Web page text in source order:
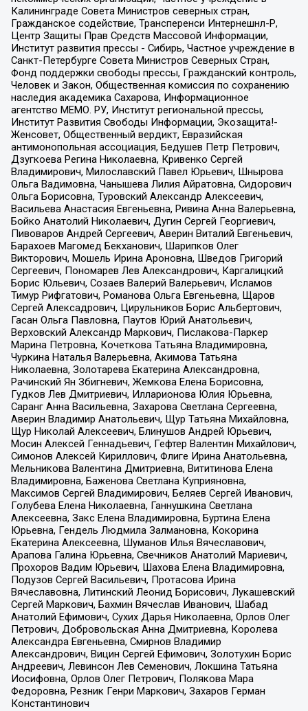
Калининграде Совета Министров северных стран,
Гражданское содействие, Трансперенси Интернешнл-Р,
Центр Защиты Прав Средств Массовой Информации,
Институт развития прессы - Сибирь, Частное учреждение в
Санкт-Петербурге Совета Министров Северных Стран,
Фонд поддержки свободы прессы, Гражданский контроль,
Человек и Закон, Общественная комиссия по сохранению
наследия академика Сахарова, Информационное
агентство МЕМО. РУ, Институт региональной прессы,
Институт Развития Свободы Информации, Экозащита!-
Женсовет, Общественный вердикт, Евразийская
антимонопольная ассоциация, Бедушев Петр Петрович,
Дзугкоева Регина Николаевна, Кривенко Сергей
Владимирович, Милославский Павел Юрьевич, Шнырова
Ольга Вадимовна, Чанышева Лилия Айратовна, Сидорович
Ольга Борисовна, Туровский Александр Алексеевич,
Васильева Анастасия Евгеньевна, Ривина Анна Валерьевна,
Бойко Анатолий Николаевич, Дугин Сергей Георгиевич,
Пивоваров Андрей Сергеевич, Аверин Виталий Евгеньевич,
Барахоев Магомед Бекханович, Шарипков Олег
Викторович, Мошель Ирина Ароновна, Шведов Григорий
Сергеевич, Пономарев Лев Александрович, Каргалицкий
Борис Юльевич, Созаев Валерий Валерьевич, Исламов
Тимур Рифгатович, Романова Ольга Евгеньевна, Щаров
Сергей Алексадрович, Цирульников Борис Альбертович,
Гасан Ольга Павловна, Паутов Юрий Анатольевич,
Верховский Александр Маркович, Пислакова-Паркер
Марина Петровна, Кочеткова Татьяна Владимировна,
Чуркина Наталья Валерьевна, Акимова Татьяна
Николаевна, Золотарева Екатерина Александровна,
Рачинский Ян Збигневич, Жемкова Елена Борисовна,
Гудков Лев Дмитриевич, Илларионова Юлия Юрьевна,
Саранг Анна Васильевна, Захарова Светлана Сергеевна,
Аверин Владимир Анатольевич, Щур Татьяна Михайловна,
Щур Николай Алексеевич, Блинушов Андрей Юрьевич,
Мосин Алексей Геннадьевич, Гефтер Валентин Михайлович,
Симонов Алексей Кириллович, Флиге Ирина Анатольевна,
Мельникова Валентина Дмитриевна, Вититинова Елена
Владимировна, Баженова Светлана Куприяновна,
Максимов Сергей Владимирович, Беляев Сергей Иванович,
Голубева Елена Николаевна, Ганнушкина Светлана
Алексеевна, Закс Елена Владимировна, Буртина Елена
Юрьевна, Гендель Людмила Залмановна, Кокорина
Екатерина Алексеевна, Шуманов Илья Вячеславович,
Арапова Галина Юрьевна, Свечников Анатолий Мариевич,
Прохоров Вадим Юрьевич, Шахова Елена Владимировна,
Подузов Сергей Васильевич, Протасова Ирина
Вячеславовна, Литинский Леонид Борисович, Лукашевский
Сергей Маркович, Бахмин Вячеслав Иванович, Шабад
Анатолий Ефимович, Сухих Дарья Николаевна, Орлов Олег
Петрович, Добровольская Анна Дмитриевна, Королева
Александра Евгеньевна, Смирнов Владимир
Александрович, Вицин Сергей Ефимович, Золотухин Борис
Андреевич, Левинсон Лев Семенович, Локшина Татьяна
Иосифовна, Орлов Олег Петрович, Полякова Мара
Федоровна, Резник Генри Маркович, Захаров Герман
Константинович